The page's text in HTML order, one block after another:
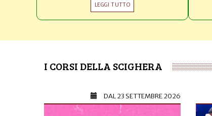
LEGGI TUTTO
I CORSI DELLA SCIGHERA
DAL23 SETTEMBRE 2026